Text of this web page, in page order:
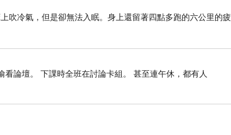
吹冷氣，但是卻無法入眠。身上還留著四點多跑的六公里的疲
論壇。 下課時全班在討論卡組。 甚至連午休，都有人